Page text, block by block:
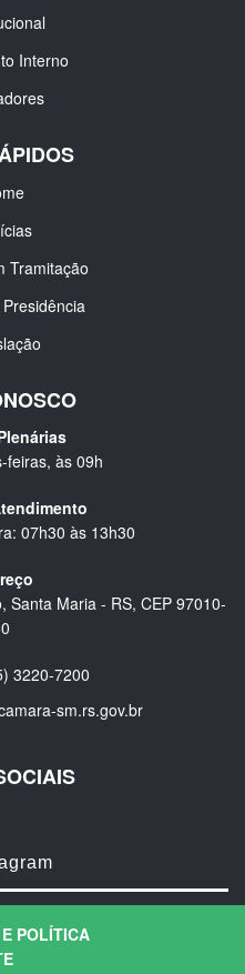
POLÍTICA
Interno
Tramitação
feiras, às 09h
07h30 às 13h30
Santa Maria - RS, CEP 97010-
3220-7200
sm.rs.gov.br